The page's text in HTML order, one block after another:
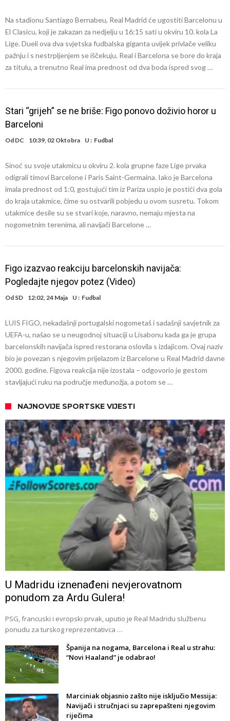
Na stadionu Santiago Bernabeu, Real Madrid će ugostiti Barcelonu u
El Clasicu, koji je zakazan za nedjelju u 16:15 sati u okviru 10. kola La
Lige. Dueli ova dva svjetska fudbalska giganta uvijek privlače veliku
pažnju i s nestrpljenjem se iščekuju. Real i Barcelona se bore do kraja
za titulu, a trenutno Real ima prednost od dva boda ispred svog …
Stari “grijeh” se ne briše: Figo ponovo doživio horor u
Barceloni
Od DC 10:39, 02 Oktobra U : Fudbal
Sinoć su svoje utakmicu u okviru 2. kola grupne faze Lige prvaka
odigrali timovi Barcelone i Paris Saint-Germaina. Iako je Barcelona
imala prednost od 1:0, gostujući tim iz Pariza uspio je postići dva gola
do kraja utakmice, čime su ostvarili pobjedu u ovom susretu. Tokom
utakmice desile su se stvari koje, naravno, nemaju mjesta na
nogometnim terenima, ali navijači Barcelone …
Figo izazvao reakciju barcelonskih navijača:
Pogledajte njegov potez (Video)
Od SD 12:02, 24 Maja U : Fudbal
LUIS FIGO, nekadašnji portugalski nogometaš i sadašnji savjetnik za
UEFA-u, našao se u neugodnoj situaciji u Lisabonu kada ga je grupa
barcelonskih navijača ispred restorana oslovila s izdajicom. Ovaj naziv
bio je povezan s njegovim prijelazom iz Barcelone u Real Madrid davne
2000. godine. Figova reakcija nije izostala – odgovorio je gestom
stavljajući ruku na područje međunožja, a potom se …
NAJNOVIJE SPORTSKE VIJESTI
U Madridu iznenađeni nevjerovatnom
ponudom za Ardu Gulera!
PSG, francuski i evropski prvak, uputio je Real Madridu službenu
ponudu za turskog reprezentativca …
Španija na nogama, Barcelona i Real u strahu:
“Novi Haaland” je odabrao!
Marciniak objasnio zašto nije isključio Messija:
Navijači i stručnjaci su zaprepašteni njegovim
riječima